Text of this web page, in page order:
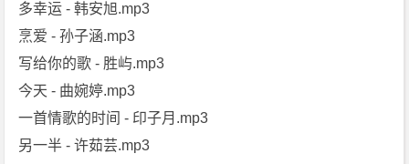
多幸运 - 韩安旭.mp3
烹爱 - 孙子涵.mp3
写给你的歌 - 胜屿.mp3
今天 - 曲婉婷.mp3
一首情歌的时间 - 印子月.mp3
另一半 - 许茹芸.mp3